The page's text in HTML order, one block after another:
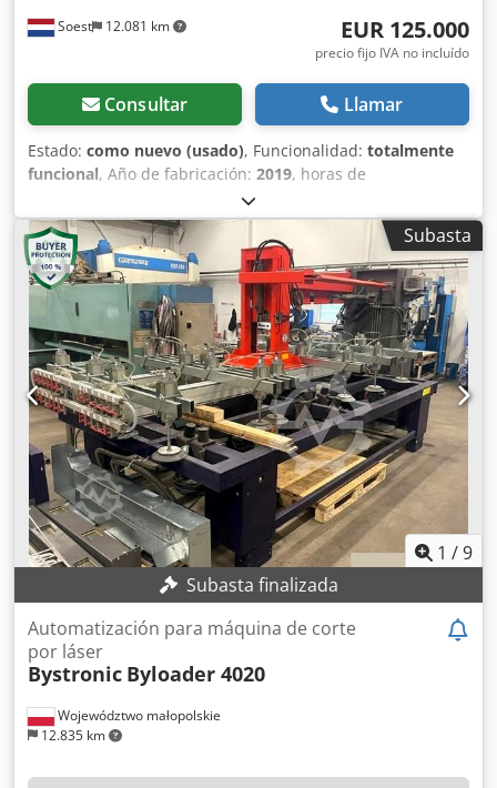
Soest 12.081 km EUR 125.000
precio fijo IVA no incluído
Consultar Llamar
Estado: como nuevo (usado), Funcionalidad: totalmente
funcional, Año de fabricación: 2019, horas de
, número de máquina/vehículo:
1897, espesor chapa acero (máx.):15 mm, espesor de
chapa de acero inoxidable (máx.):15 mm
, espesor de
chapa de aluminio (máx.):12 mm, longitud de la mesa:
4.000 mm, ancho de la mesa:2.000 mm, año de la última
revisión:
2025 , Esta Bystronic BySprint Fiber 4020 4kW de 3
ejes fue fabricada en 2019. Dispone de un tamaño máximo
de chapa de 4000 x 2000 mm y un potente láser de 4000
vatios. Si busca capacidades de corte por láser de fibra de
alta calidad, considere la máquina Bystronic BySprint Fiber
4020 4kW. Contáctenos para más información. • La
máquina dispone de una nueva cabeza de corte (abril
2026) • Tamaño máximo de chapa: 4000 x 2000 mm Cjdpfey
I Strsx Ac Tsrf Equipamiento adicional • ByLoader (incluido)
Subasta
1 /9
Subasta finalizada
Województwo małopolskie
12.835 km
Automatización para máquina de corte
por láser
Bystronic Byloader 4020